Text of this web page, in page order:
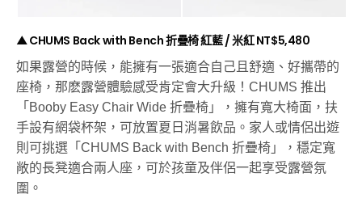
▲ CHUMS Back with Bench 折疊椅 紅藍 / 米紅 NT$5,480
如果露營的時候，能擁有一張適合自己且舒適、好攜帶的
座椅，那麽露營體驗感受肯定會大升級！CHUMS 推出
「Booby Easy Chair Wide 折疊椅」，擁有寬大椅面，扶
手設有網袋杯架，可放置夏日消暑飲品。家人或情侶出遊
則可挑選「CHUMS Back with Bench 折疊椅」，穩定寬
敞的長凳適合兩人座，可於孩童及伴侶一起享受露營氛
圍。